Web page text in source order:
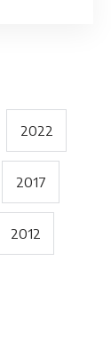
2022
2017
2012